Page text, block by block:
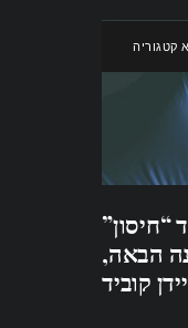
קטגוריה
“חיסון”
הבאה,
קוביד